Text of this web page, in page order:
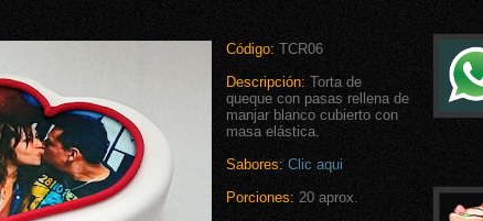
Código: TCR06
Descripción: Torta de
queque con pasas rellena de
manjar blanco cubierto con
masa elástica.
Sabores: Clic aqui
Porciones: 20 aprox.